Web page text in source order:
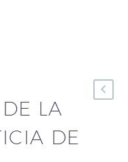
LA
DE